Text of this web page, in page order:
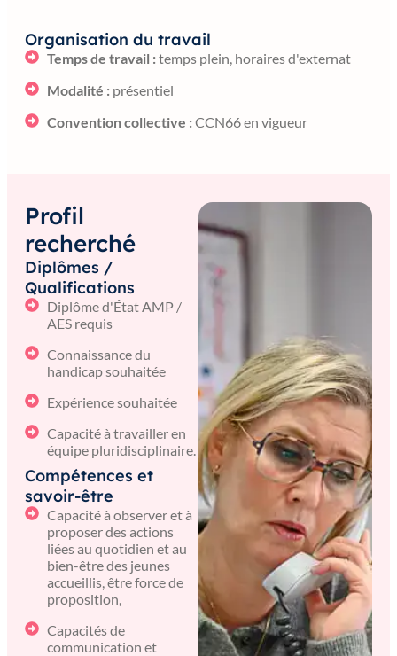
Organisation du travail
Temps de travail :temps plein, horaires d'externat
Modalité : présentiel
Convention collective :CCN66 en vigueur
Profil
recherché
Diplômes /
Qualifications
Diplôme d'État AMP /
AES requis
Connaissance du
handicap souhaitée
Expérience souhaitée
Capacité à travailler en
équipe pluridisciplinaire.
Compétences et
savoir-être
Capacité à observer et à
proposer des actions
liées au quotidien et au
bien-être des jeunes
accueillis, être force de
proposition,
Capacités de
communication et